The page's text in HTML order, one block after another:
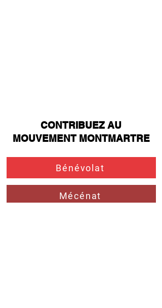
CONTRIBUEZ AU
MOUVEMENT MONTMARTRE
Bénévolat
Mécénat